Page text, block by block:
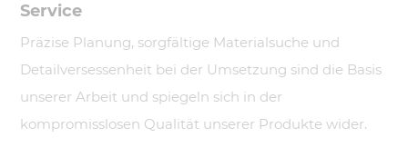
Service
Präzise Planung, sorgfältige Materialsuche und
Detailversessenheit bei der Umsetzung sind die Basis
unserer Arbeit und spiegeln sich in der
kompromisslosen Qualität unserer Produkte wider.